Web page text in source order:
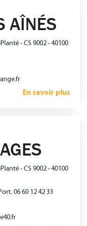
AÎNÉS
- CS 9002 - 40100
En savoir plus
- CS 9002 - 40100
06 60 12 42 33